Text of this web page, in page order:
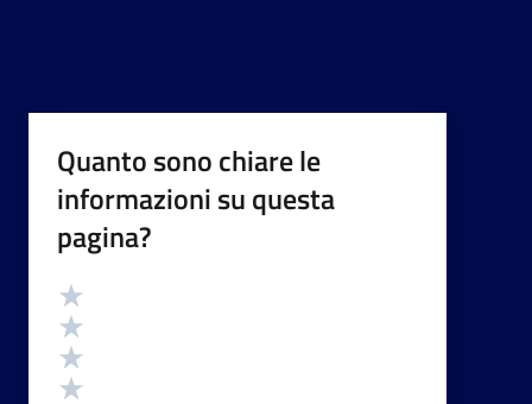
Quanto sono chiare le
informazioni su questa
pagina?
Valutazione